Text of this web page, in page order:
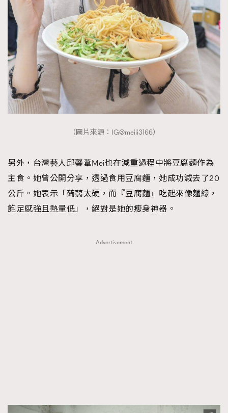
（圖片來源：IG@meiii3166）
另外，台灣藝人邱馨葦Mei也在減重過程中將豆腐麵作為
主食。她曾公開分享，透過食用豆腐麵，她成功減去了20
公斤。她表示「蒟蒻太硬，而『豆腐麵』吃起來像麵線，
飽足感強且熱量低」，絕對是她的瘦身神器。
Advertisement